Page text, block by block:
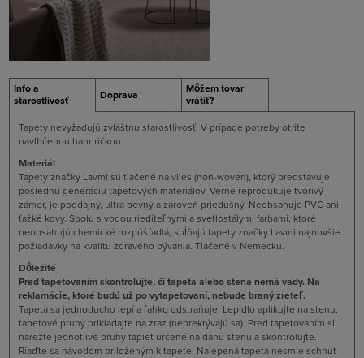
Info a
starostlivosť
Doprava
Môžem tovar
vrátiť?
Tapety nevyžadujú zvláštnu starostlivosť. V prípade potreby otrite
navlhčenou handričkou
Materiál
Tapety značky Lavmi sú tlačené na vlies (non-woven), ktorý predstavuje
poslednú generáciu tapetových materiálov. Verne reprodukuje tvorivý
zámer, je poddajný, ultra pevný a zároveň priedušný. Neobsahuje PVC ani
ťažké kovy. Spolu s vodou riediteľnými a svetlostálymi farbami, ktoré
neobsahujú chemické rozpúšťadlá, spĺňajú tapety značky Lavmi najnovšie
požiadavky na kvalitu zdravého bývania. Tlačené v Nemecku.
Dôležité
Pred tapetovaním skontrolujte, či tapeta alebo stena nemá vady. Na
reklamácie, ktoré budú už po vytapetovaní, nebude braný zreteľ.
Tapeta sa jednoducho lepí a ľahko odstraňuje. Lepidlo aplikujte na stenu,
tapetové pruhy prikladajte na zraz (neprekrývajú sa). Pred tapetovaním si
narežte jednotlivé pruhy tapiet určené na danú stenu a skontrolujte.
Riaďte sa návodom priloženým k tapete. Nalepená tapeta nesmie schnúť